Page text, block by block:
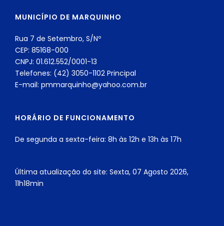
MUNICÍPIO DE MARQUINHO
Rua 7 de Setembro, S/Nº
CEP: 85168-000
CNPJ: 01.612.552/0001-13
Telefones: (42) 3050-1102 Principal
E-mail: pmmarquinho@yahoo.com.br
HORÁRIO DE FUNCIONAMENTO
De segunda a sexta-feira: 8h às 12h e 13h às 17h
Última atualização do site: Sexta, 07 Agosto 2026,
11h18min